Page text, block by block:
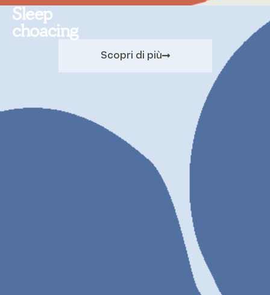
Sleep
choacing
Scopri di più